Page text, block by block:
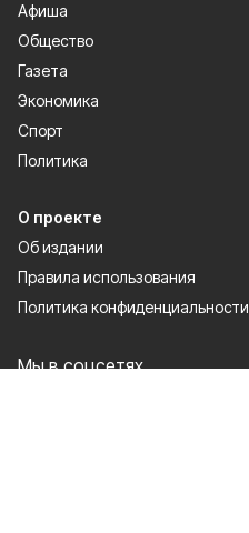
Афиша
Общество
Газета
Экономика
Спорт
Политика
О проекте
Об издании
Правила использования
Политика конфиденциальности
Мы в соцсетях